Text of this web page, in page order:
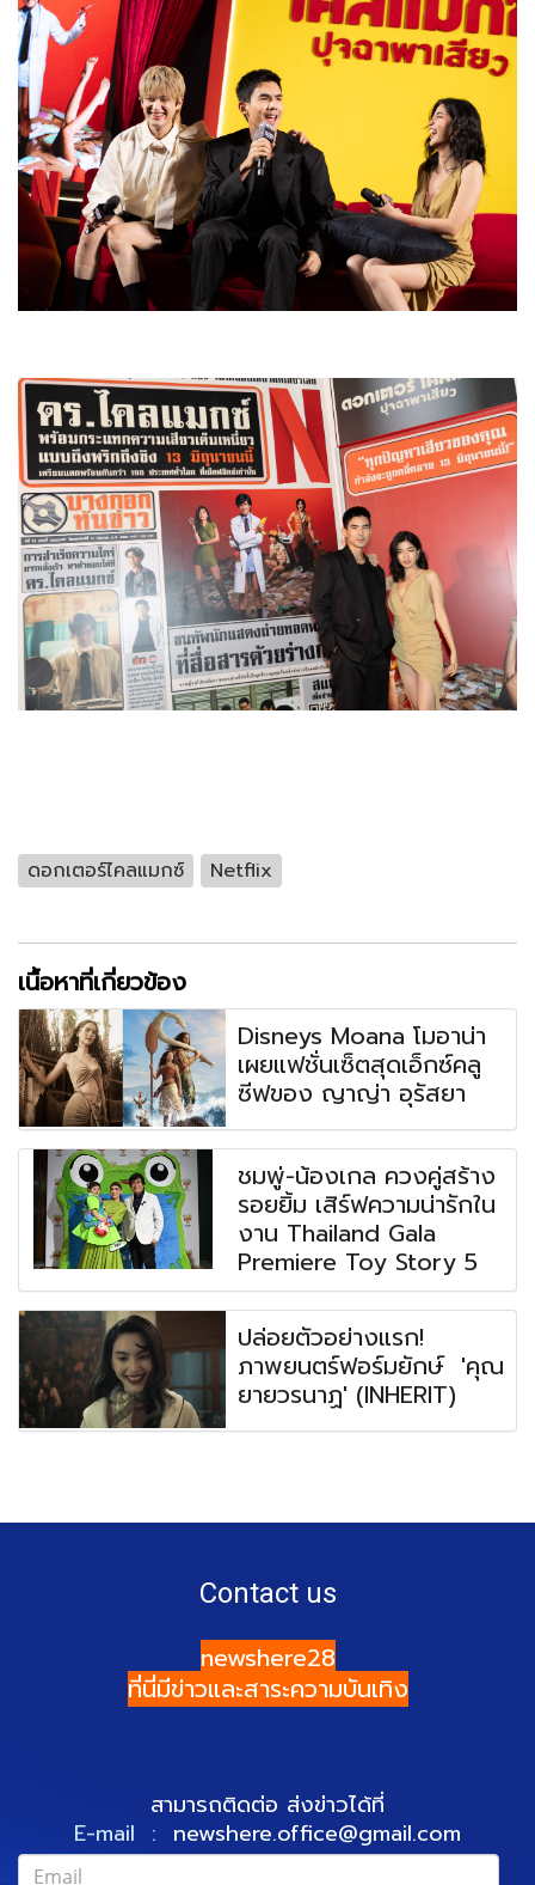
ดอกเตอร์ไคลแมกซ์ Netflix
เนื้อหาที่เกี่ยวข้อง
Disneys Moana โมอาน่า
เผยแฟชั่นเซ็ตสุดเอ็กซ์คลู
ซีฟของ ญาญ่า อุรัสยา
ชมพู่-น้องเกล ควงคู่สร้าง
รอยยิ้ม เสิร์ฟความน่ารักใน
งาน Thailand Gala
Premiere Toy Story 5
ปล่อยตัวอย่างแรก!
ภาพยนตร์ฟอร์มยักษ์ 'คุณ
ยายวรนาฏ' (INHERIT)
Contact us
newshere28
ที่นี่มีข่าวและสาระความบันเทิง
สามารถติดต่อ ส่งข่าวได้ที่
E-mail : newshere.office@gmail.com